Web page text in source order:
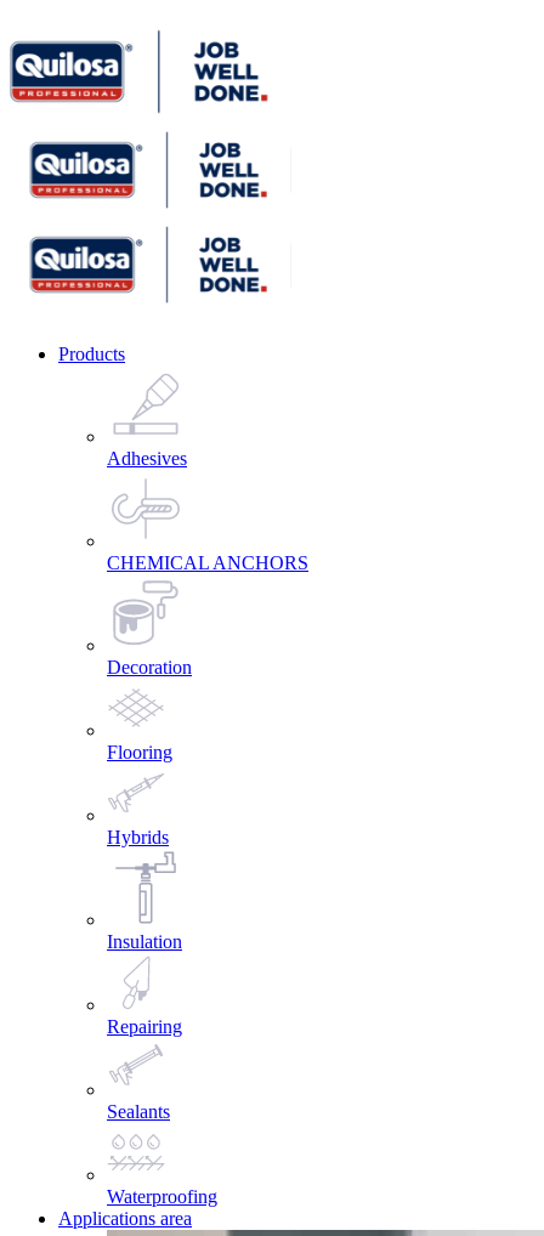
Products
Adhesives
CHEMICAL ANCHORS
Decoration
Flooring
Hybrids
Insulation
Repairing
Sealants
Waterproofing
Applications area